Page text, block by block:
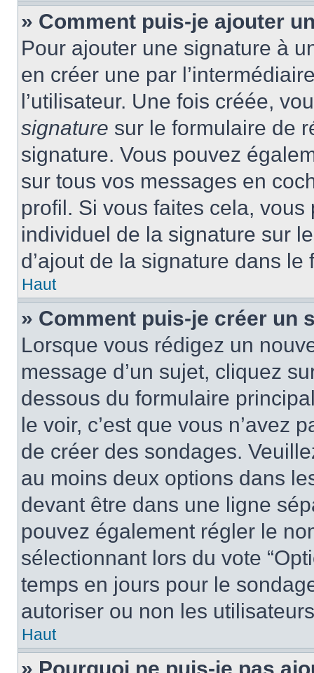
» Comment puis-je ajouter
Pour ajouter une signature à
en créer une par
l’utilisateur. Une fois créée,
signature sur le formulaire de
signature. Vous pouvez
sur tous vos messages en
profil. Si vous faites cela, vous
individuel de la signature sur
d’ajout de la signature dans
Haut
» Comment puis-je créer un
Lorsque vous rédigez un
message d’un sujet, cliquez
dessous du formulaire
le voir, c’est que vous n’avez
de créer des sondages.
au moins deux options dans
devant être dans une ligne
pouvez également régler le
sélectionnant lors du vote
temps en jours pour le
autoriser ou non les
Haut